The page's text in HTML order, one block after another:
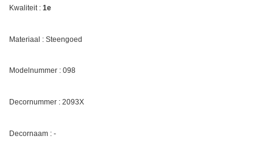
Kwaliteit : 1e
Materiaal : Steengoed
Modelnummer : 098
Decornummer : 2093X
Decornaam : -